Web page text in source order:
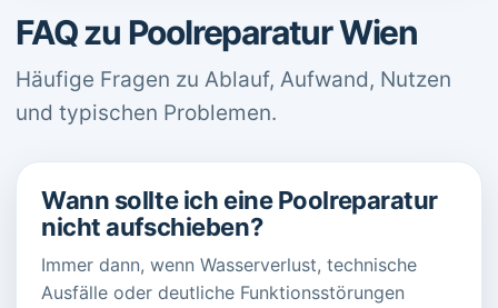
FAQ zu Poolreparatur Wien
Häufige Fragen zu Ablauf, Aufwand, Nutzen
und typischen Problemen.
Wann sollte ich eine Poolreparatur
nicht aufschieben?
Immer dann, wenn Wasserverlust, technische
Ausfälle oder deutliche Funktionsstörungen